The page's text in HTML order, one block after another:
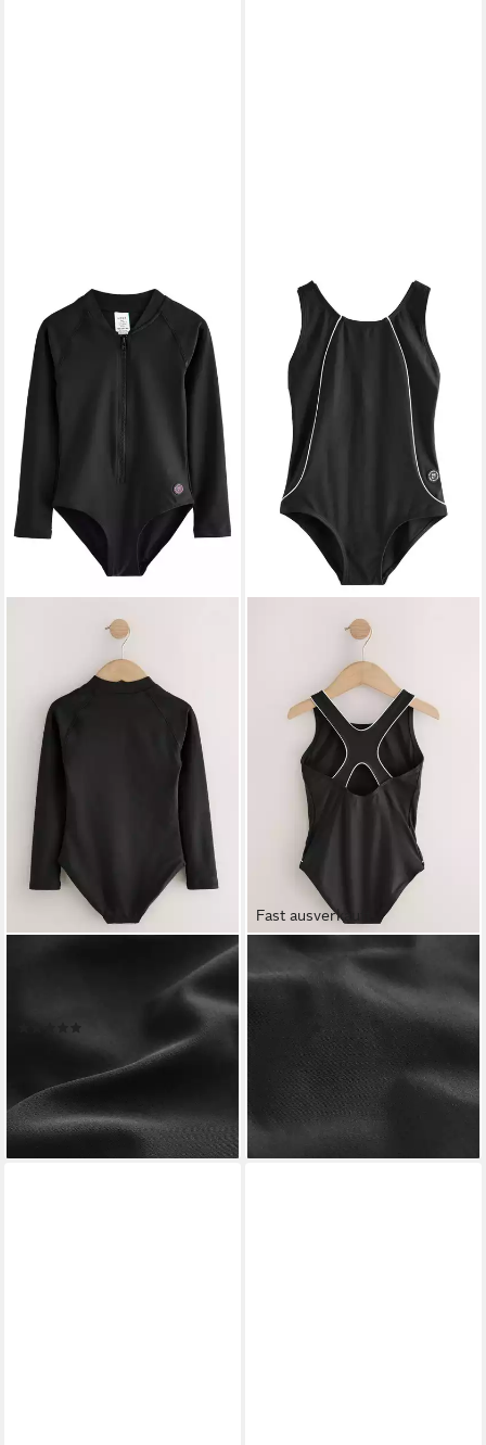
Badeanzug Langärmeliger
Sunsafe-Badeanzug (1-St)
lieferbar - in 2-3 Werktagen bei dir
Fast ausverkauft
Badeanzug Badeanzug mit
Ringerrücken (1-St)
ab 14,00 € UVP 20,00 €
-30%
lieferbar - in 2-3 Werktagen bei dir